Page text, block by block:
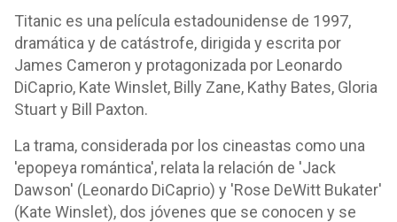
Titanic es una película estadounidense de 1997,
dramática y de catástrofe, dirigida y escrita por
James Cameron y protagonizada por Leonardo
DiCaprio, Kate Winslet, Billy Zane, Kathy Bates, Gloria
Stuart y Bill Paxton.
La trama, considerada por los cineastas como una
'epopeya romántica', relata la relación de 'Jack
Dawson' (Leonardo DiCaprio) y 'Rose DeWitt Bukater'
(Kate Winslet), dos jóvenes que se conocen y se